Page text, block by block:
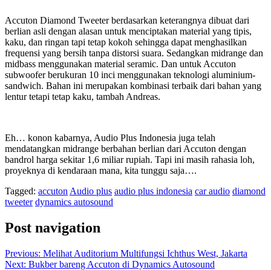
Accuton Diamond Tweeter berdasarkan keterangnya dibuat dari
berlian asli dengan alasan untuk menciptakan material yang tipis,
kaku, dan ringan tapi tetap kokoh sehingga dapat menghasilkan
frequensi yang bersih tanpa distorsi suara. Sedangkan midrange dan
midbass menggunakan material seramic. Dan untuk Accuton
subwoofer berukuran 10 inci menggunakan teknologi aluminium-
sandwich. Bahan ini merupakan kombinasi terbaik dari bahan yang
lentur tetapi tetap kaku, tambah Andreas.
Eh… konon kabarnya, Audio Plus Indonesia juga telah
mendatangkan midrange berbahan berlian dari Accuton dengan
bandrol harga sekitar 1,6 miliar rupiah. Tapi ini masih rahasia loh,
proyeknya di kendaraan mana, kita tunggu saja….
Tagged: accuton Audio plus audio plus indonesia car audio diamond
tweeter dynamics autosound
Post navigation
Previous: Melihat Auditorium Multifungsi Ichthus West, Jakarta
Next: Bukber bareng Accuton di Dynamics Autosound